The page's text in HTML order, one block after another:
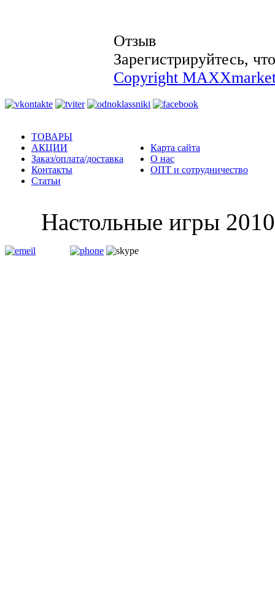
Отзыв
Зарегистрируйтесь,
Copyright
ТОВАРЫ
АКЦИИ
Заказ/оплата/доставка
Контакты
Статьи
Карта сайта
О нас
ОПТ и сотрудничество
Настольные